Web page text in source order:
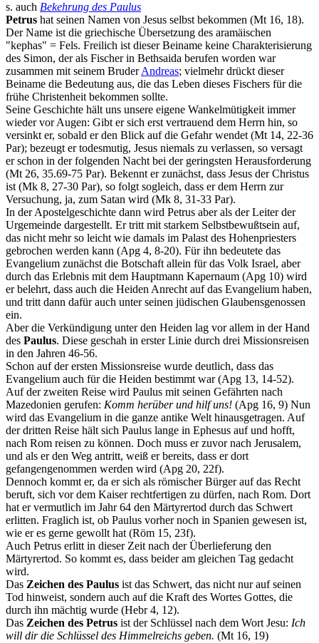
s. auch Bekehrung des Paulus
Petrus hat seinen Namen von Jesus selbst bekommen (Mt 16, 18).
Der Name ist die griechische Übersetzung des aramäischen
"kephas" = Fels. Freilich ist dieser Beiname keine Charakterisierung
des Simon, der als Fischer in Bethsaida berufen worden war
zusammen mit seinem BruderAndreas; vielmehr drückt dieser
Beiname die Bedeutung aus, die das Leben dieses Fischers für die
frühe Christenheit bekommen sollte.
Seine Geschichte hält uns unsere eigene Wankelmütigkeit immer
wieder vor Augen: Gibt er sich erst vertrauend dem Herrn hin, so
versinkt er, sobald er den Blick auf die Gefahr wendet (Mt 14, 22-36
Par); bezeugt er todesmutig, Jesus niemals zu verlassen, so versagt
er schon in der folgenden Nacht bei der geringsten Herausforderung
(Mt 26, 35.69-75 Par). Bekennt er zunächst, dass Jesus der Christus
ist (Mk 8, 27-30 Par), so folgt sogleich, dass er dem Herrn zur
Versuchung, ja, zum Satan wird (Mk 8, 31-33 Par).
In der Apostelgeschichte dann wird Petrus aber als der Leiter der
Urgemeinde dargestellt. Er tritt mit starkem Selbstbewußtsein auf,
das nicht mehr so leicht wie damals im Palast des Hohenpriesters
gebrochen werden kann (Apg 4, 8-20). Für ihn bedeutete das
Evangelium zunächst die Botschaft allein für das Volk Israel, aber
durch das Erlebnis mit dem Hauptmann Kapernaum (Apg 10) wird
er belehrt, dass auch die Heiden Anrecht auf das Evangelium haben,
und tritt dann dafür auch unter seinen jüdischen Glaubensgenossen
ein.
Aber die Verkündigung unter den Heiden lag vor allem in der Hand
des Paulus. Diese geschah in erster Linie durch drei Missionsreisen
in den Jahren 46-56.
Schon auf der ersten Missionsreise wurde deutlich, dass das
Evangelium auch für die Heiden bestimmt war (Apg 13, 14-52).
Auf der zweiten Reise wird Paulus mit seinen Gefährten nach
Mazedonien gerufen: Komm herüber und hilf uns! (Apg 16, 9) Nun
wird das Evangelium in die ganze antike Welt hinausgetragen. Auf
der dritten Reise hält sich Paulus lange in Ephesus auf und hofft,
nach Rom reisen zu können. Doch muss er zuvor nach Jerusalem,
und als er den Weg antritt, weiß er bereits, dass er dort
gefangengenommen werden wird (Apg 20, 22f).
Dennoch kommt er, da er sich als römischer Bürger auf das Recht
beruft, sich vor dem Kaiser rechtfertigen zu dürfen, nach Rom. Dort
hat er vermutlich im Jahr 64 den Märtyrertod durch das Schwert
erlitten. Fraglich ist, ob Paulus vorher noch in Spanien gewesen ist,
wie er es gerne gewollt hat (Röm 15, 23f).
Auch Petrus erlitt in dieser Zeit nach der Überlieferung den
Märtyrertod. So kommt es, dass beider am gleichen Tag gedacht
wird.
Das Zeichen des Paulus ist das Schwert, das nicht nur auf seinen
Tod hinweist, sondern auch auf die Kraft des Wortes Gottes, die
durch ihn mächtig wurde (Hebr 4, 12).
Das Zeichen des Petrus ist der Schlüssel nach dem Wort Jesu: Ich
will dir die Schlüssel des Himmelreichs geben. (Mt 16, 19)